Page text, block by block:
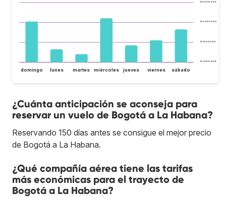
$ 1.000.000
$ 1.500.000
$ 2.000.000
$ 2.500.000
domingo lunes martes miércoles jueves viernes sábado
¿Cuánta anticipación se aconseja para
reservar un vuelo de Bogotá a La Habana?
Reservando 150 días antes se consigue el mejor precio
de Bogotá a La Habana.
¿Qué compañía aérea tiene las tarifas
más económicas para el trayecto de
Bogotá a La Habana?